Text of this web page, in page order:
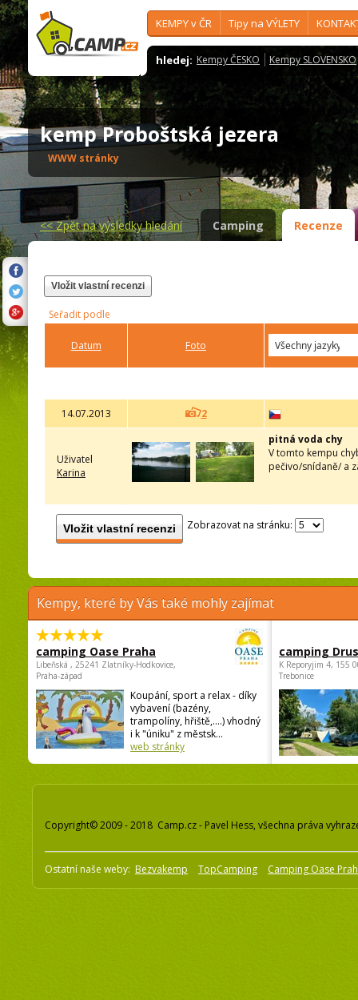
KEMPY v ČR Tipy na VÝLETY
hledej: Kempy ČESKO Kempy SLOVENSKO
kemp Proboštská jezera
WWW stránky
<<Zpět na výsledky hledání Camping Recenze
Vložit vlastní recenzi
Seřadit podle
Datum Foto
14.07.2013 2
Uživatel
Karina
pitná voda chy
V tomto kempu
pečivo/snídaně/ a
Vložit vlastní recenzi Zobrazovat na stránku:
Kempy, které by Vás také mohly zajímat
camping Oase Praha
Libeňská , 25241 Zlatníky-Hodkovice,
Praha-západ
Koupání, sport a relax - díky
vybavení (bazény,
trampolíny, hřiště,....) vhodný
i k "úniku" z městsk...
web stránky
camping
K Reporyjim 4, 155
Trebonice
Copyright© 2009 - 2018 Camp.cz - Pavel Hess, všechna práva
Ostatní naše weby: Bezvakemp TopCamping Camping Oase